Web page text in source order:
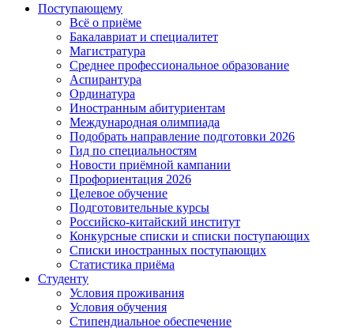
Поступающему
Всё о приёме
Бакалавриат и специалитет
Магистратура
Среднее профессиональное образование
Аспирантура
Ординатура
Иностранным абитуриентам
Международная олимпиада
Подобрать направление подготовки 2026
Гид по специальностям
Новости приёмной кампании
Профориентация 2026
Целевое обучение
Подготовительные курсы
Российско-китайский институт
Конкурсные списки и списки поступающих
Списки иностранных поступающих
Статистика приёма
Студенту
Условия проживания
Условия обучения
Стипендиальное обеспечение